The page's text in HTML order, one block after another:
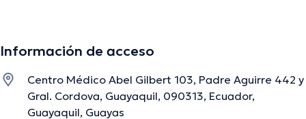
médicas. Xavier Reyes Feijo ha participado en
una formación continua en su campo de especialización y
ha publicado numerosas publicaciones.
Información de acceso
Centro Médico Abel Gilbert 103, Padre Aguirre 442 y
Gral. Cordova, Guayaquil, 090313, Ecuador,
Guayaquil, Guayas